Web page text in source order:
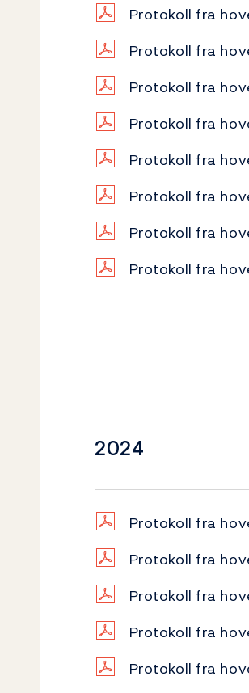
Protokoll fra
Protokoll fra
Protokoll fra
Protokoll fra
Protokoll fra
Protokoll fra
Protokoll fra
Protokoll fra
2024
Protokoll fra
Protokoll fra
Protokoll fra
Protokoll fra
Protokoll fra